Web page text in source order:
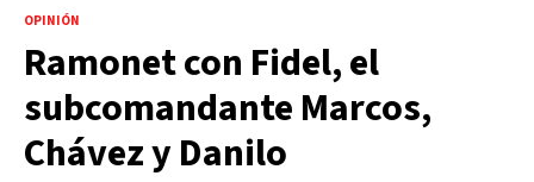
OPINIÓN
Ramonet con Fidel, el
subcomandante Marcos,
Chávez y Danilo